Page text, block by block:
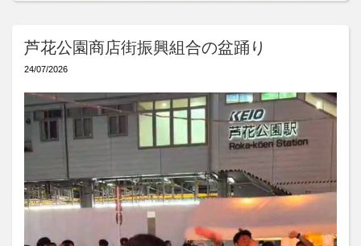
芦花公園商店街振興組合の盆踊り
24/07/2026